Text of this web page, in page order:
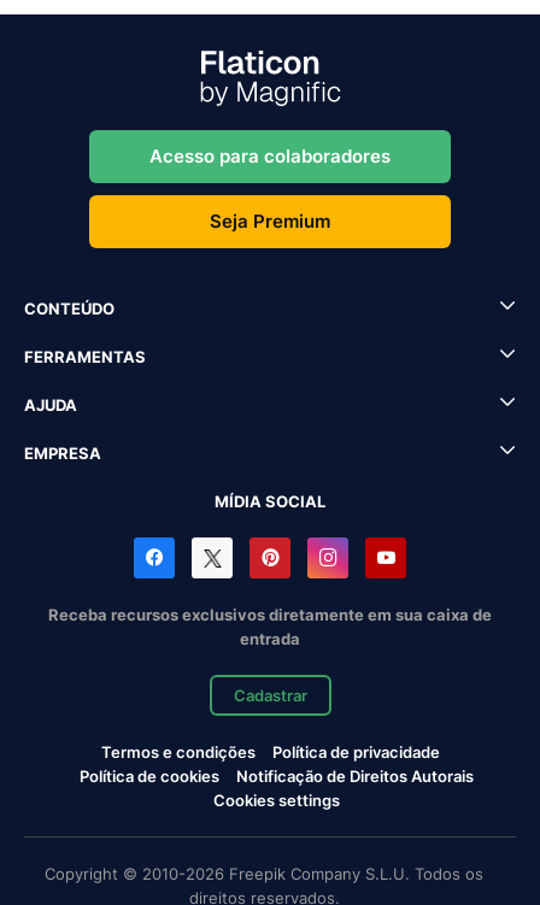
Acesso para colaboradores
Seja Premium
CONTEÚDO
FERRAMENTAS
AJUDA
EMPRESA
MÍDIA SOCIAL
Receba recursos exclusivos diretamente em sua caixa de
entrada
Cadastrar
Termos e condições
Política de privacidade
Política de cookies
Notificação de Direitos Autorais
Cookies settings
Copyright © 2010-2026 Freepik Company S.L.U. Todos os
direitos reservados.